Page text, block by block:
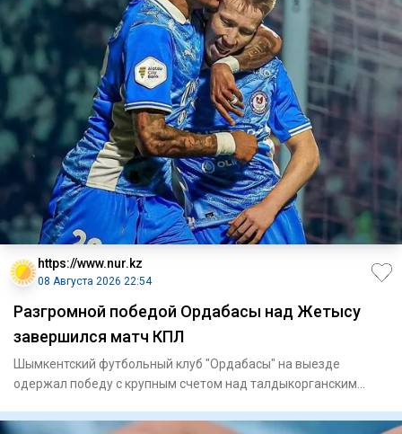
https://www.nur.kz
08 Августа 2026 22:54
Разгромной победой Ордабасы над Жетысу
завершился матч КПЛ
Шымкентский футбольный клуб "Ордабасы" на выезде
одержал победу с крупным счетом над талдыкорганским